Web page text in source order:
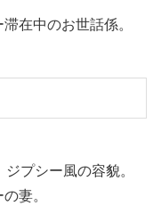
在中のお世話係。
プシー風の容貌。
妻。